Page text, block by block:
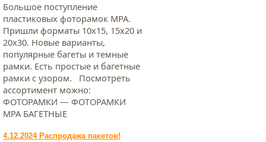
Большое поступление
пластиковых фоторамок МРА.
Пришли форматы 10х15, 15х20 и
20х30. Новые варианты,
популярные багеты и темные
рамки. Есть простые и багетные
рамки с узором. Посмотреть
ассортимент можно:
ФОТОРАМКИ — ФОТОРАМКИ
МРА БАГЕТНЫЕ
4.12.2024 Распродажа пакетов!